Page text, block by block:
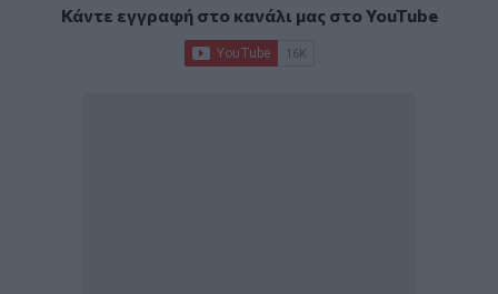
Κάντε εγγραφή στο κανάλι μας στοYouTube